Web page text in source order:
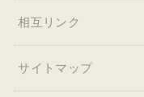
相互リンク
サイトマップ